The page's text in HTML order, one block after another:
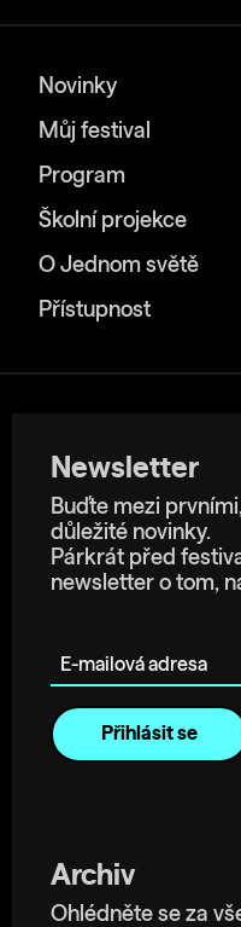
Novinky
Můj festival
Program
Školní projekce
O Jednom světě
Přístupnost
Newsletter
Buďte mezi
důležité novinky.
Párkrát před
newsletter o tom,
Archiv
Ohlédněte se za